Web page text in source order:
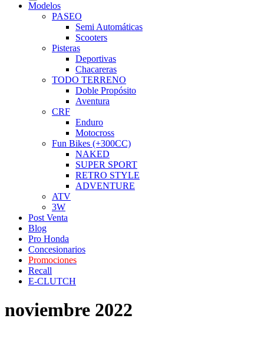
Modelos
PASEO
Semi Automáticas
Scooters
Pisteras
Deportivas
Chacareras
TODO TERRENO
Doble Propósito
Aventura
CRF
Enduro
Motocross
Fun Bikes (+300CC)
NAKED
SUPER SPORT
RETRO STYLE
ADVENTURE
ATV
3W
Post Venta
Blog
Pro Honda
Concesionarios
Promociones
Recall
E-CLUTCH
noviembre 2022